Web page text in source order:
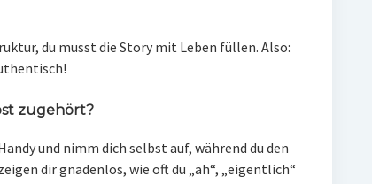
du musst die Story mit Leben füllen. Also:
zugehört?
und nimm dich selbst auf, während du den
dir gnadenlos, wie oft du „äh“, „eigentlich“